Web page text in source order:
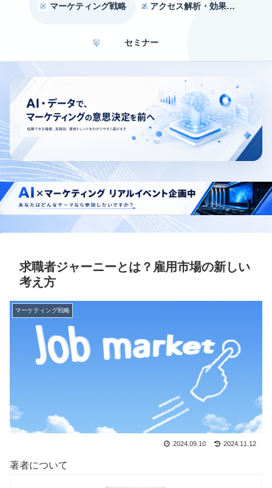
マーケティング戦略 アクセス解析・効果測定
セミナー
求職者ジャーニーとは？雇用市場の新しい
考え方
マーケティング戦略
2024.09.10 2024.11.12
著者について